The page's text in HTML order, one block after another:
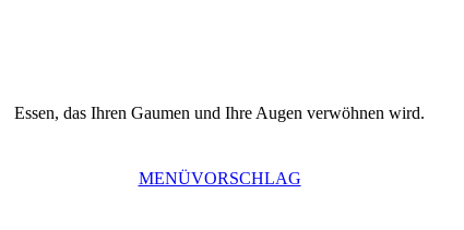
Essen, das Ihren Gaumen und Ihre Augen verwöhnen wird.
MENÜVORSCHLAG